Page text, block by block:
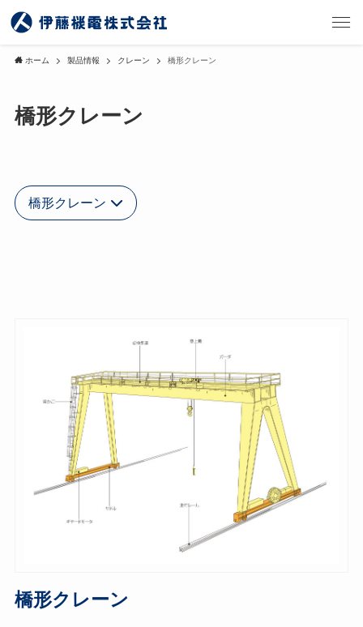
ホーム 製品情報 クレーン 橋形クレーン
橋形クレーン
橋形クレーン
橋形クレーン